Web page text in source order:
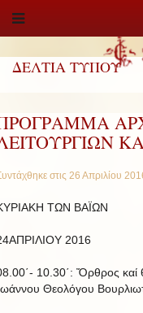
ΔΕΛΤΙΑ ΤΥΠΟΥ
στις 26 Απριλίου
ΤΩΝ ΒΑΪΩΝ
2016
10.30΄: Ὄρθρος καί
Θεολόγου